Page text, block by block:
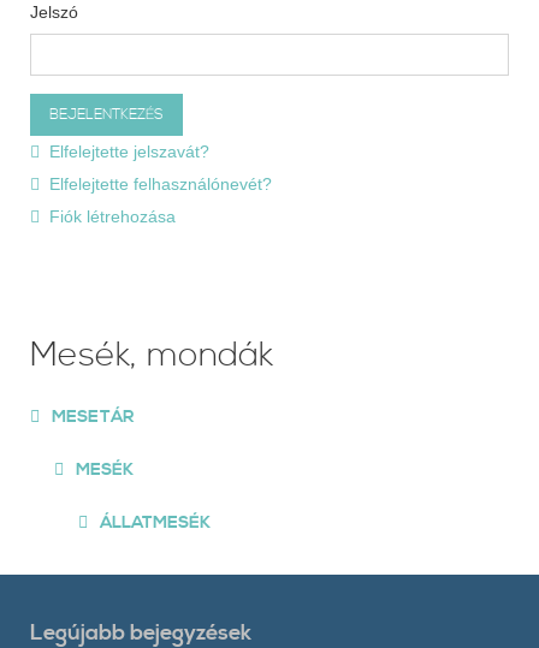
Jelszó
Elfelejtette jelszavát?
Elfelejtette felhasználónevét?
Fiók létrehozása
Mesék, mondák
MESETÁR
MESÉK
ÁLLATMESÉK
Legújabb bejegyzések